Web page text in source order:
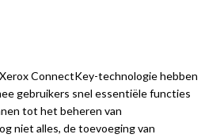
ConnectKey-technologie hebben
gebruikers snel essentiële functies
tot het beheren van
niet alles, de toevoeging van